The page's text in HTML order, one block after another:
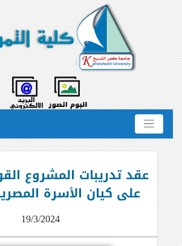
عقد تدريبات المشروع
على كيان الأسرة
19/3/2024